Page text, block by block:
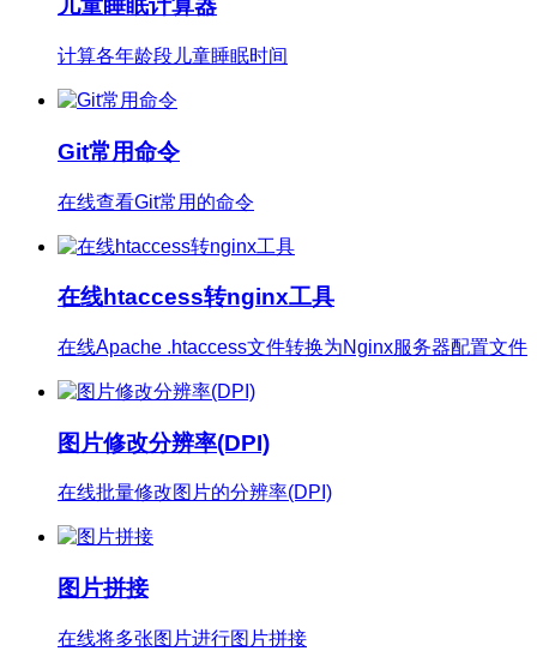
儿童睡眠计算器
计算各年龄段儿童睡眠时间
Git常用命令
在线查看Git常用的命令
在线htaccess转nginx工具
在线Apache .htaccess文件转换为Nginx服务器配置文件
图片修改分辨率(DPI)
在线批量修改图片的分辨率(DPI)
图片拼接
在线将多张图片进行图片拼接